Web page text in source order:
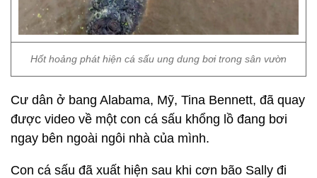
Hốt hoảng phát hiện cá sấu ung dung bơi trong sân vườn
Cư dân ở bang Alabama, Mỹ, Tina Bennett, đã quay
được video về một con cá sấu khổng lồ đang bơi
ngay bên ngoài ngôi nhà của mình.
Con cá sấu đã xuất hiện sau khi cơn bão Sally đi